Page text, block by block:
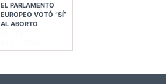
EL PARLAMENTO
EUROPEO VOTÓ “SÍ”
AL ABORTO